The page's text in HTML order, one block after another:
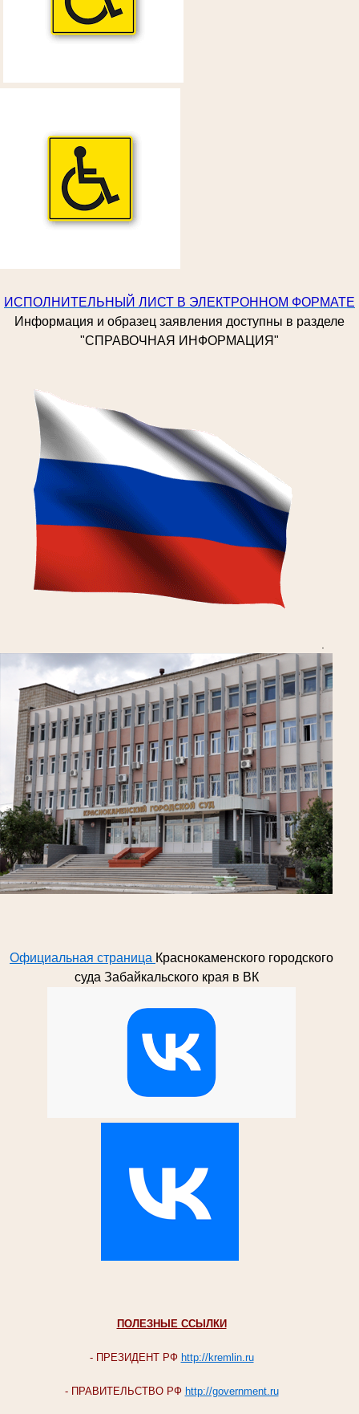
ИСПОЛНИТЕЛЬНЫЙ ЛИСТ В ЭЛЕКТРОННОМ ФОРМАТЕ
Информация и образец заявления доступны в разделе
"СПРАВОЧНАЯ ИНФОРМАЦИЯ"
Официальная страница Краснокаменского городского
суда Забайкальского края в ВК
ПОЛЕЗНЫЕ ССЫЛКИ
- ПРЕЗИДЕНТ РФ http://kremlin.ru
- ПРАВИТЕЛЬСТВО РФ http://government.ru